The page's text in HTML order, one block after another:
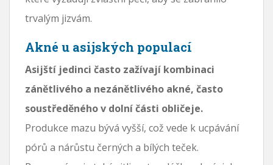
trvalým jizvám.
Akné u asijských populací
Asijští jedinci často zažívají kombinaci
zánětlivého a nezánětlivého akné, často
soustředěného v dolní části obličeje.
Produkce mazu bývá vyšší, což vede k ucpávání
pórů a nárůstu černých a bílých teček.